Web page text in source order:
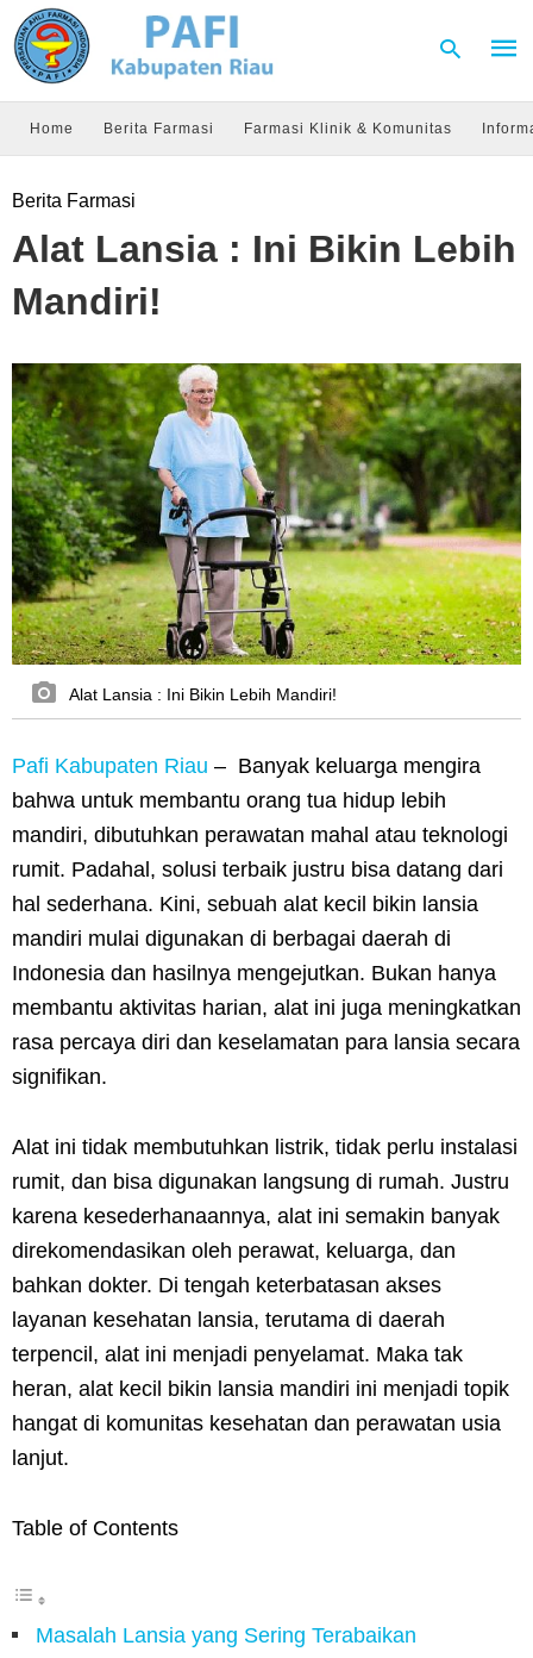
and
Home Berita Farmasi Farmasi Klinik & Komunitas
Berita Farmasi
Alat Lansia : Ini Bikin Lebih
Mandiri!
Alat Lansia : Ini Bikin Lebih Mandiri!
Pafi Kabupaten Riau – Banyak keluarga mengira
bahwa untuk membantu orang tua hidup lebih
mandiri, dibutuhkan perawatan mahal atau teknologi
rumit. Padahal, solusi terbaik justru bisa datang dari
hal sederhana. Kini, sebuah alat kecil bikin lansia
mandiri mulai digunakan di berbagai daerah di
Indonesia dan hasilnya mengejutkan. Bukan hanya
membantu aktivitas harian, alat ini juga meningkatkan
rasa percaya diri dan keselamatan para lansia secara
signifikan.
Alat ini tidak membutuhkan listrik, tidak perlu instalasi
rumit, dan bisa digunakan langsung di rumah. Justru
karena kesederhanaannya, alat ini semakin banyak
direkomendasikan oleh perawat, keluarga, dan
bahkan dokter. Di tengah keterbatasan akses
layanan kesehatan lansia, terutama di daerah
terpencil, alat ini menjadi penyelamat. Maka tak
heran, alat kecil bikin lansia mandiri ini menjadi topik
hangat di komunitas kesehatan dan perawatan usia
lanjut.
Table of Contents
Masalah Lansia yang Sering Terabaikan